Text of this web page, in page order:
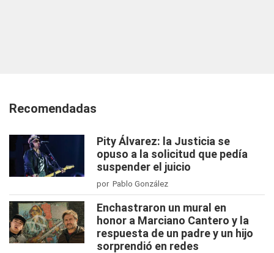
Recomendadas
Pity Álvarez: la Justicia se
opuso a la solicitud que pedía
suspender el juicio
por Pablo González
Enchastraron un mural en
honor a Marciano Cantero y la
respuesta de un padre y un hijo
sorprendió en redes